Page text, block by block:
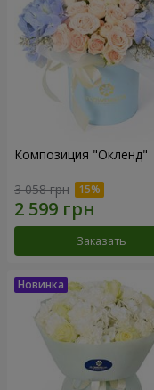
Композиция "Окленд"
3 058 грн
Заказать